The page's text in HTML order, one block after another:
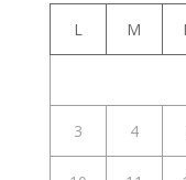
L M
3 4